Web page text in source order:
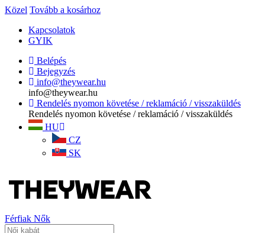
Közel Tovább a kosárhoz
Kapcsolatok
GYIK
Belépés
Bejegyzés
info@theywear.hu
info@theywear.hu
Rendelés nyomon követése / reklamáció / visszaküldés
Rendelés nyomon követése / reklamáció / visszaküldés
HU
CZ
SK
Férfiak Nők